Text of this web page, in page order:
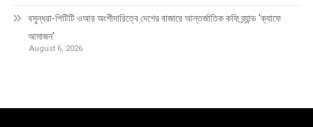
বসুন্ধরা-পিটিটি ওআর অংশীদারিত্বে দেশের বাজারে আন্তর্জাতিক কফি ব্র্যান্ড ‘ক্যাফে
আমাজন’
August 6, 2026